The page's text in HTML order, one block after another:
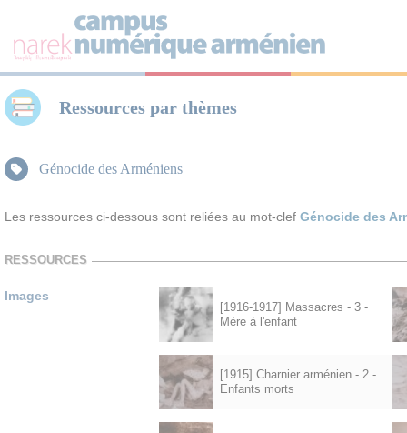
Ressources par thèmes
Génocide des Arméniens
Les ressources ci-dessous sont reliées au mot-clef Génocide des
RESSOURCES
Images
[1916-1917] Massacres - 3 -
Mère à l'enfant
[1915] Charnier arménien - 2 -
Enfants morts